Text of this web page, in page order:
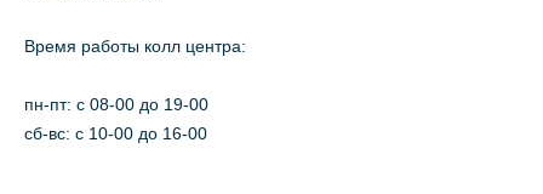
Время работы колл центра:
пн-пт: c 08-00 до 19-00
сб-вс: с 10-00 до 16-00